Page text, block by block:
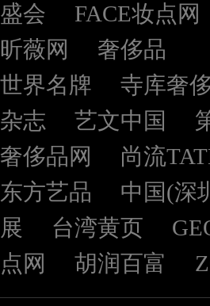
盛会
FACE妆点网
昕薇网
奢侈品
世界名牌
寺库奢
杂志
艺文中国
奢侈品网
尚流
东方艺品
中国(深
展
台湾黄页
点网
胡润百富